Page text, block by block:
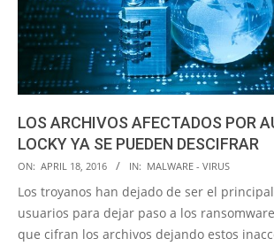
LOS ARCHIVOS AFECTADOS POR
LOCKY YA SE PUEDEN DESCIFRAR
2016-
04-
18
ON: APRIL 18, 2016 IN: MALWARE - VIRUS
Los troyanos han dejado de ser el
usuarios para dejar paso a los
que cifran los archivos dejando estos